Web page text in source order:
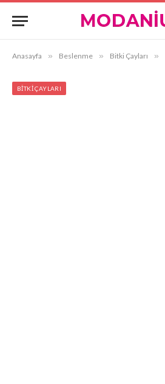
Anasayfa » Beslenme » Bitki Çayları »
BITKI ÇAYLARI